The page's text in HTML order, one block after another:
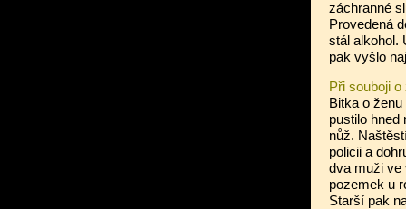
záchranné
Provedená
stál alkohol.
pak vyšlo
Při souboji
Bitka o
pustilo hned
nůž.
policii a
dva muži ve
pozemek u
Starší pak